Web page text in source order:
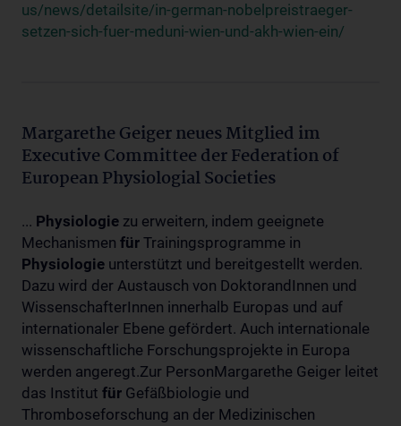
us/news/detailsite/in-german-nobelpreistraeger-
setzen-sich-fuer-meduni-wien-und-akh-wien-ein/
Margarethe Geiger neues Mitglied im
Executive Committee der Federation of
European Physiologial Societies
... Physiologie zu erweitern, indem geeignete
Mechanismen für Trainingsprogramme in
Physiologie unterstützt und bereitgestellt werden.
Dazu wird der Austausch von DoktorandInnen und
WissenschafterInnen innerhalb Europas und auf
internationaler Ebene gefördert. Auch internationale
wissenschaftliche Forschungsprojekte in Europa
werden angeregt.Zur PersonMargarethe Geiger leitet
das Institut für Gefäßbiologie und
Thromboseforschung an der Medizinischen